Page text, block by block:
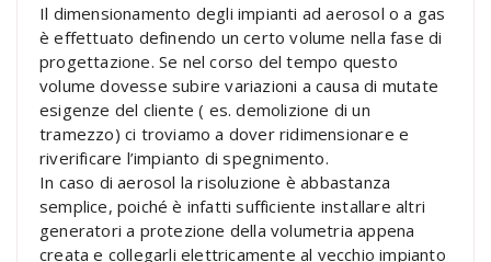
Il dimensionamento degli impianti ad aerosol o a gas
è effettuato definendo un certo volume nella fase di
progettazione. Se nel corso del tempo questo
volume dovesse subire variazioni a causa di mutate
esigenze del cliente ( es. demolizione di un
tramezzo) ci troviamo a dover ridimensionare e
riverificare l’impianto di spegnimento.
In caso di aerosol la risoluzione è abbastanza
semplice, poiché è infatti sufficiente installare altri
generatori a protezione della volumetria appena
creata e collegarli elettricamente al vecchio impianto